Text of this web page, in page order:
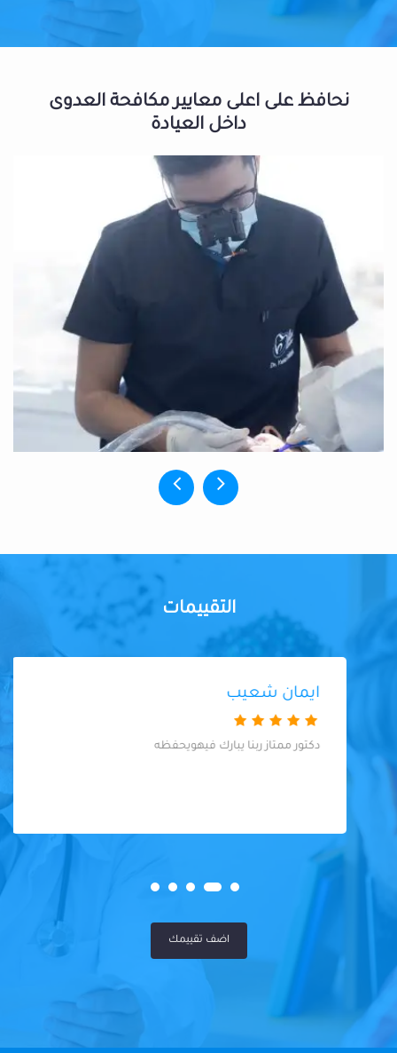
نحافظ على اعلى معايير مكافحة العدوى
داخل العيادة
التقييمات
ايمان شعيب
دكتور ممتاز ربنا يبارك فيهويحفظه
اضف تقييمك